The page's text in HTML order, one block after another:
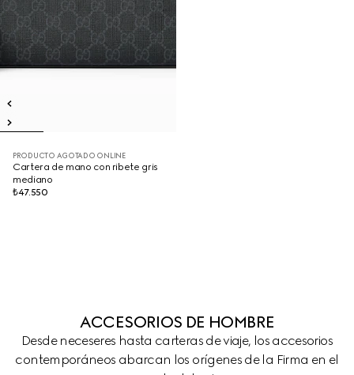
PRODUCTO AGOTADO ONLINE
Cartera de mano con ribete gris
mediano
₺47.550
ACCESORIOS DE HOMBRE
Desde neceseres hasta carteras de viaje, los accesorios
contemporáneos abarcan los orígenes de la Firma en el